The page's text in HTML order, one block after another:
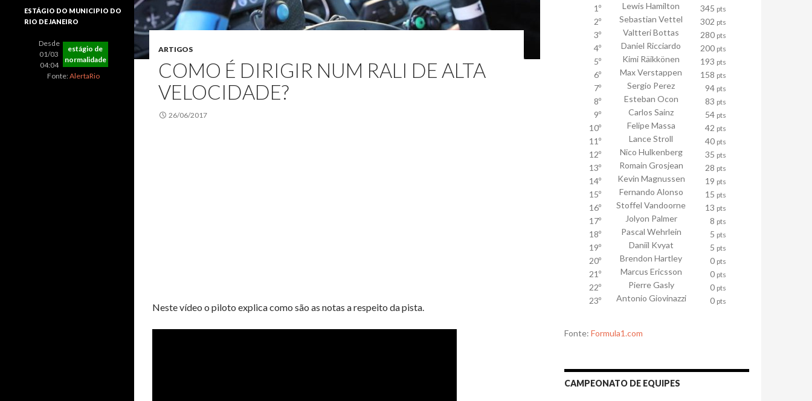
ARTIGOS
COMO É DIRIGIR NUM RALI DE ALTA
VELOCIDADE?
26/06/2017
Neste vídeo o piloto explica como são as notas a respeito da pista.
1º Lewis Hamilton 345 pts
2º Sebastian Vettel 302 pts
3º Valtteri Bottas 280 pts
4º Daniel Ricciardo 200 pts
5º Kimi Räikkönen 193 pts
6º Max Verstappen 158 pts
7º Sergio Perez 94 pts
8º Esteban Ocon 83 pts
9º Carlos Sainz 54 pts
10º Felipe Massa 42 pts
11º Lance Stroll 40 pts
12º Nico Hulkenberg 35 pts
13º Romain Grosjean 28 pts
14º Kevin Magnussen 19 pts
15º Fernando Alonso 15 pts
16º Stoffel Vandoorne 13 pts
17º Jolyon Palmer 8 pts
18º Pascal Wehrlein 5 pts
19º Daniil Kvyat 5 pts
20º Brendon Hartley 0 pts
21º Marcus Ericsson 0 pts
22º Pierre Gasly 0 pts
23º Antonio Giovinazzi 0 pts
Fonte: Formula1.com
CAMPEONATO DE EQUIPES
ESTÁGIO DO MUNICIPIO DO
RIO DE JANEIRO
Desde
01/03
04:04
estágio de
normalidade
Fonte:AlertaRio